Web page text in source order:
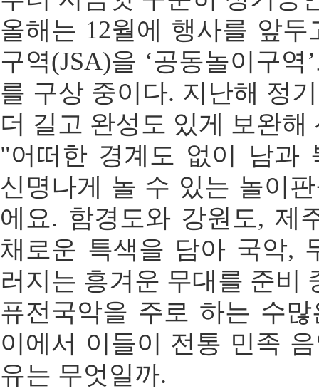
올해는 12월에 행사를 앞
구역(JSA)을 ‘공동놀이구
를 구상 중이다. 지난해 정
더 길고 완성도 있게 보완해
"어떠한 경계도 없이 남과
신명나게 놀 수 있는 놀이
에요. 함경도와 강원도, 제
채로운 특색을 담아 국악,
러지는 흥겨운 무대를 준비
퓨전국악을 주로 하는 수
이에서 이들이 전통 민족
유는 무엇일까.